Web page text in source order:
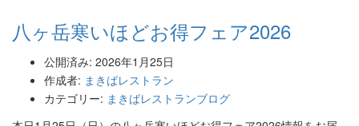
八ヶ岳寒いほどお得フェア2026
公開済み: 2026年1月25日
作成者: まきばレストラン
カテゴリー: まきばレストランブログ